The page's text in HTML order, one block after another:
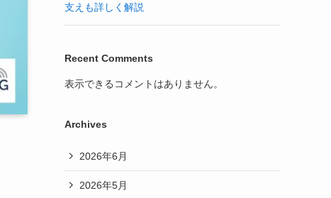
支えも詳しく解説
Recent Comments
表示できるコメントはありません。
Archives
2026年6月
2026年5月